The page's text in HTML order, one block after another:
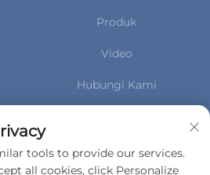
Produk
Video
Hubungi Kami
informasi
berita kami
tools to provide our services.
all cookies, click Personalize